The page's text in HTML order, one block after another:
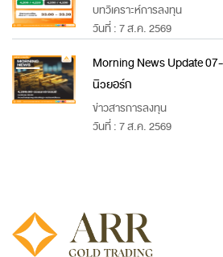
บทวิเคราะห์การลงทุน
วันที่ : 7 ส.ค. 2569
Morning News Update
นิวยอร์ก
ข่าวสารการลงทุน
วันที่ : 7 ส.ค. 2569